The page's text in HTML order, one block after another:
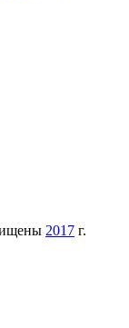
2017 г.